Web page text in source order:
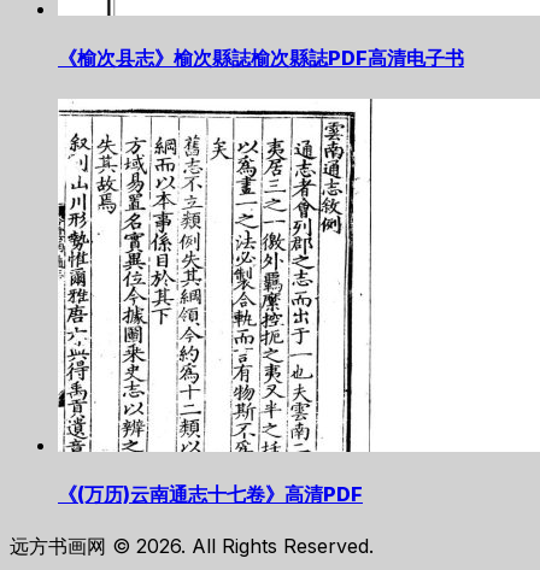
《榆次县志》榆次縣誌榆次縣誌PDF高清电子书
《(万历)云南通志十七卷》高清PDF
远方书画网 © 2026. All Rights Reserved.